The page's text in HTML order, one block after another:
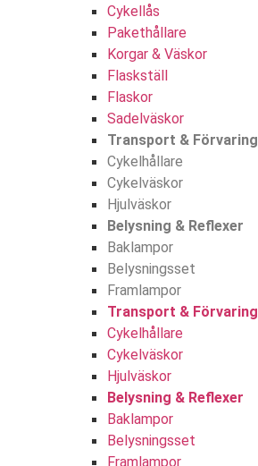
Cykellås
Pakethållare
Korgar & Väskor
Flaskställ
Flaskor
Sadelväskor
Transport & Förvaring
Cykelhållare
Cykelväskor
Hjulväskor
Belysning & Reflexer
Baklampor
Belysningsset
Framlampor
Transport & Förvaring
Cykelhållare
Cykelväskor
Hjulväskor
Belysning & Reflexer
Baklampor
Belysningsset
Framlampor